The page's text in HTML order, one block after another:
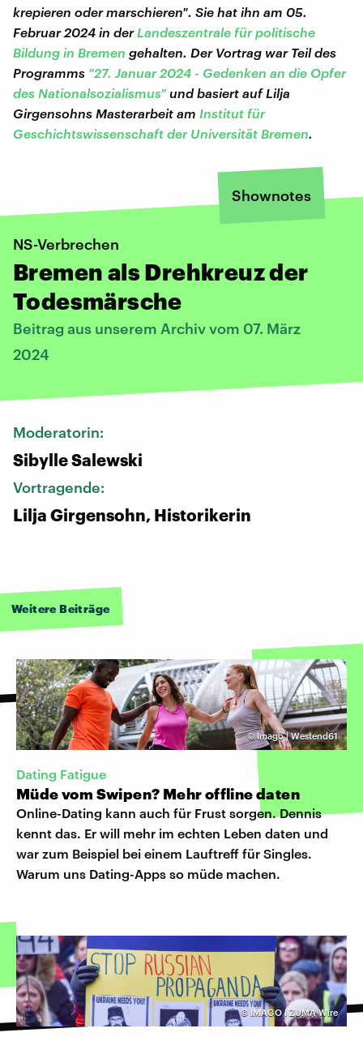
krepieren oder marschieren". Sie hat ihn am 05.
Februar 2024 in der Landeszentrale für politische
Bildung in Bremen gehalten. Der Vortrag war Teil des
Programms "27. Januar 2024 - Gedenken an die Opfer
des Nationalsozialismus" und basiert auf Lilja
Girgensohns Masterarbeit am Institut für
Geschichtswissenschaft der Universität Bremen.
Shownotes
NS-Verbrechen
Bremen als Drehkreuz der
Todesmärsche
Beitrag aus unserem Archiv vom 07. März
2024
Moderatorin:
Sibylle Salewski
Vortragende:
Lilja Girgensohn, Historikerin
Weitere Beiträge
©Imago | Westend61
Dating Fatigue
Müde vom Swipen? Mehr offline daten
Online-Dating kann auch für Frust sorgen. Dennis
kennt das. Er will mehr im echten Leben daten und
war zum Beispiel bei einem Lauftreff für Singles.
Warum uns Dating-Apps so müde machen.
© IMAGO I ZUMA Wire